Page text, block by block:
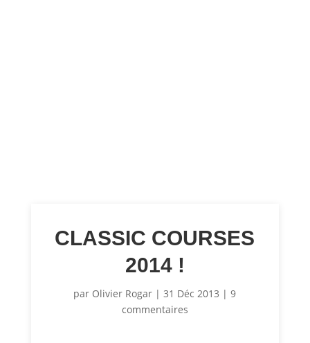
CLASSIC COURSES
2014 !
par Olivier Rogar |31 Déc 2013 |9
commentaires